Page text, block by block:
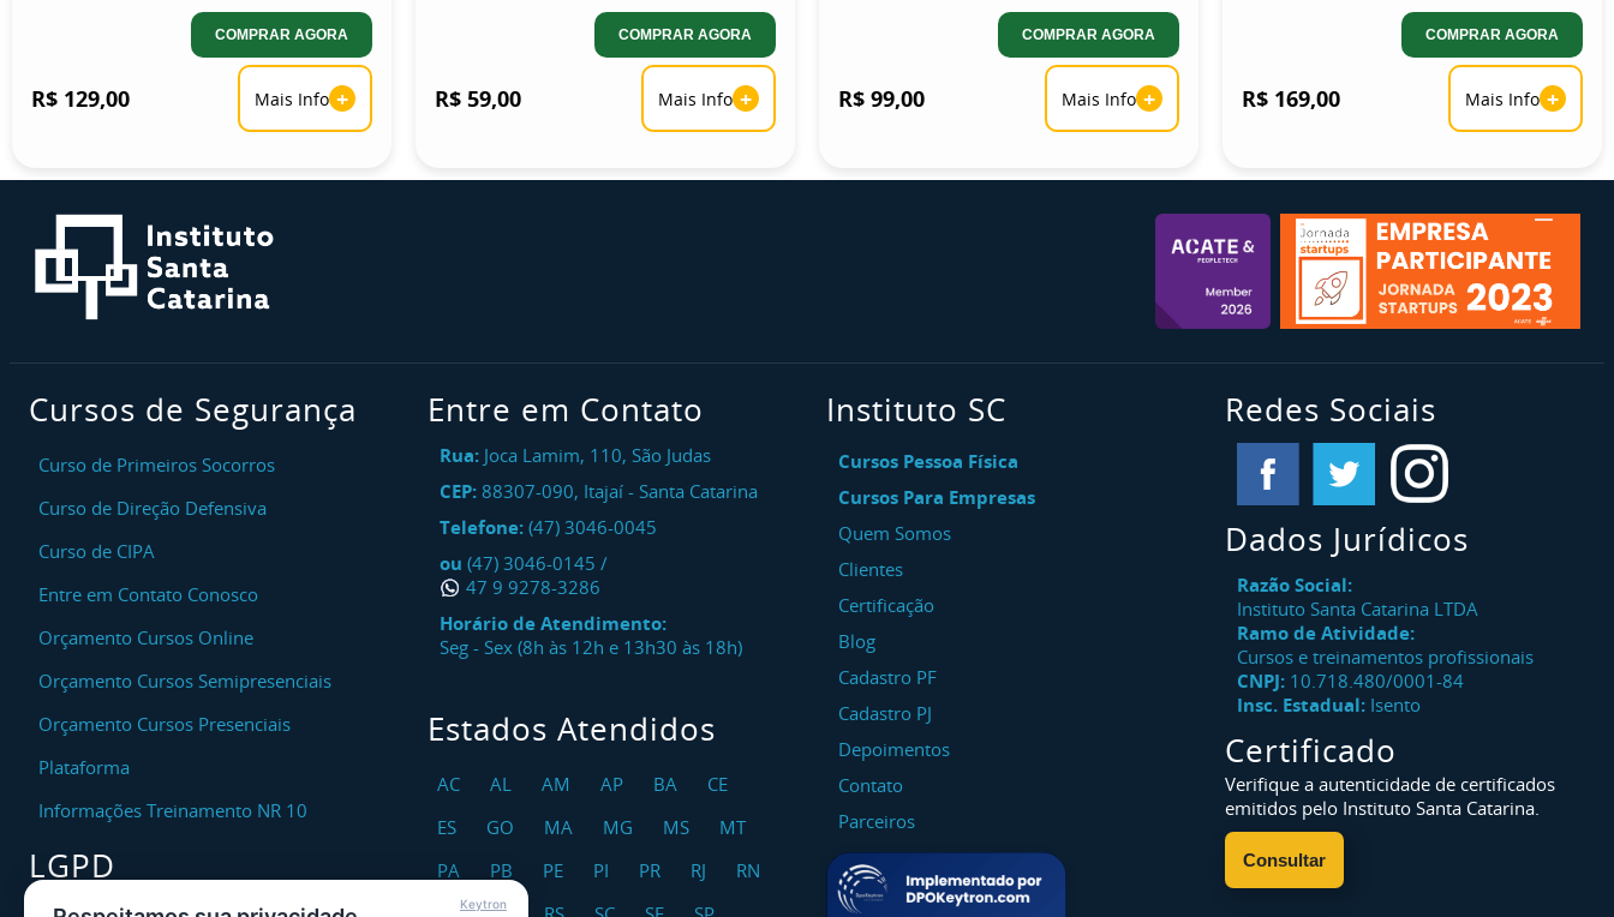
COMPRAR AGORA
R$ 129,00 Mais Info +
COMPRAR AGORA
R$ 59,00 Mais Info +
COMPRAR AGORA
R$ 99,00 Mais Info +
COMPRAR AGORA
R$ 169,00 Mais Info +
Cursos de Segurança
Curso de Primeiros Socorros
Curso de Direção Defensiva
Curso de CIPA
Entre em Contato Conosco
Orçamento Cursos Online
Orçamento Cursos Semipresenciais
Orçamento Cursos Presenciais
Plataforma
Informações Treinamento NR 10
LGPD
Entre em Contato
Rua: Joca Lamim, 110, São Judas
CEP: 88307-090, Itajaí - Santa Catarina
Telefone: (47) 3046-0045
ou (47) 3046-0145 /
47 9 9278-3286
Horário de Atendimento:
Seg - Sex (8h às 12h e 13h30 às 18h)
Estados Atendidos
AC AL AM AP BA
CE
ES
GO MA MG MS
MT
PA
PB PE PI PR RJ
RN
Instituto SC
Cursos Pessoa Física
Cursos Para Empresas
Quem Somos
Clientes
Certificação
Blog
Cadastro PF
Cadastro PJ
Depoimentos
Contato
Parceiros
Redes Sociais
Dados Jurídicos
Razão Social:
Instituto Santa Catarina LTDA
Ramo de Atividade:
Cursos e treinamentos profissionais
CNPJ: 10.718.480/0001-84
Insc. Estadual: Isento
Certificado
Verifique a autenticidade de certificados
emitidos pelo Instituto Santa Catarina.
Consultar
Keytron